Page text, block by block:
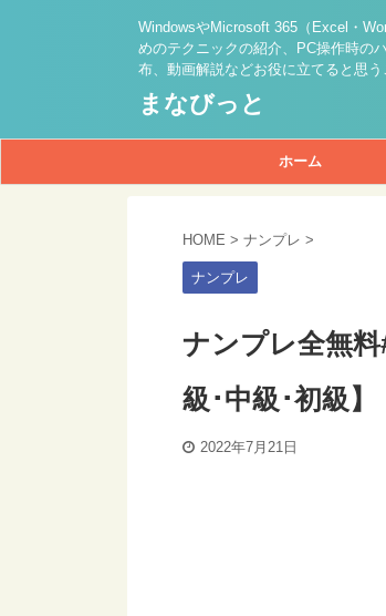
WindowsやMicrosoft 365（Excel・
めのテクニックの紹介、PC操作時の
布、動画解説などお役に立てると思う
まなびっと
ホーム
HOME > ナンプレ >
ナンプレ
ナンプレ全無
級･中級･初級】
2022年7月21日